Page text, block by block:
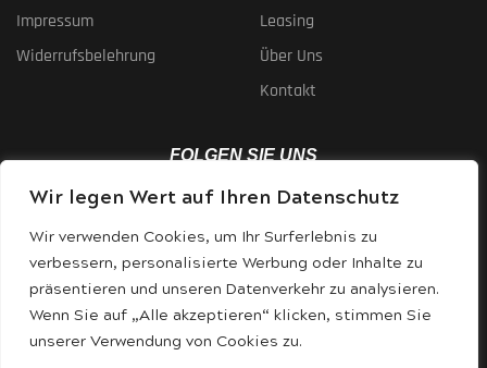
Wir legen Wert auf Ihren Datenschutz
Wir verwenden Cookies, um Ihr Surferlebnis zu
verbessern, personalisierte Werbung oder Inhalte zu
präsentieren und unseren Datenverkehr zu analysieren.
Wenn Sie auf „Alle akzeptieren“ klicken, stimmen Sie
unserer Verwendung von Cookies zu.
Impressum
Widerrufsbelehrung
Leasing
Über Uns
Kontakt
FOLGEN SIE UNS
VERFÜGBARE ZAHLUNGSMETHODEN